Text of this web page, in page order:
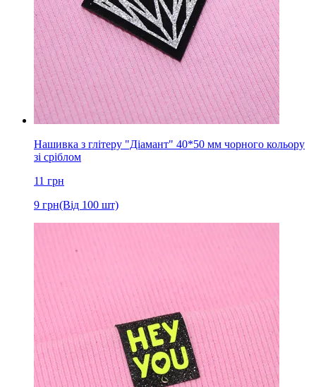
Нашивка з глітеру "Діамант" 40*50 мм чорного кольору
зі сріблом
11 грн
9 грн(Від 100 шт)